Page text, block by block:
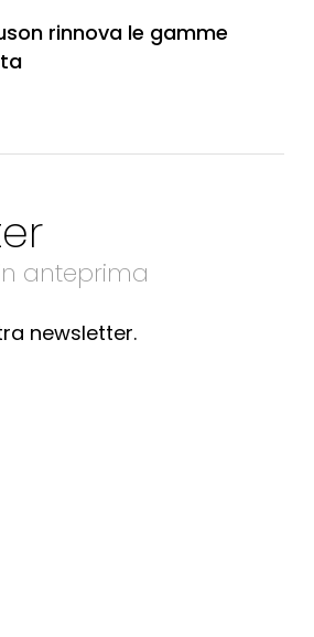
rinnova le gamme
anteprima
newsletter.